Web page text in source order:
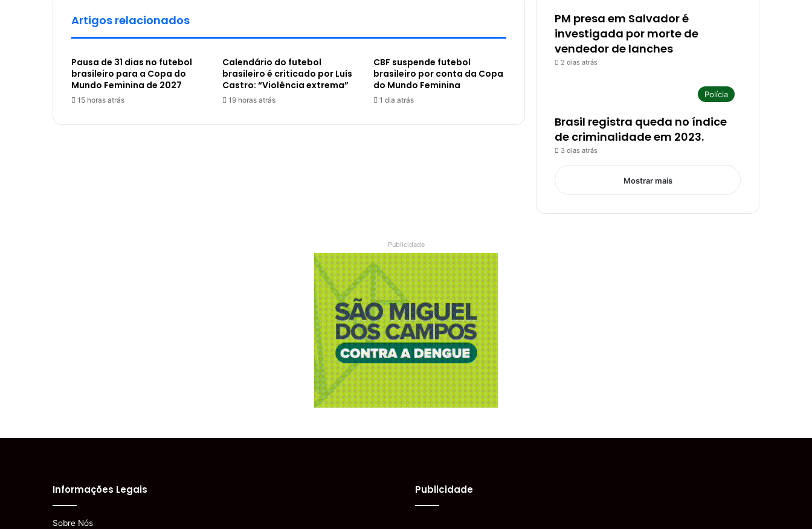
Artigos relacionados
Pausa de 31 dias no futebol
brasileiro para a Copa do
Mundo Feminina de 2027
15 horas atrás
Calendário do futebol
brasileiro é criticado por Luís
Castro: “Violência extrema”
19 horas atrás
CBF suspende futebol
brasileiro por conta da Copa
do Mundo Feminina
1 dia atrás
PM presa em Salvador é
investigada por morte de
vendedor de lanches
2 dias atrás
Polícia
Brasil registra queda no índice
de criminalidade em 2023.
3 dias atrás
Mostrar mais
Publicidade
Informações Legais
Sobre Nós
Publicidade